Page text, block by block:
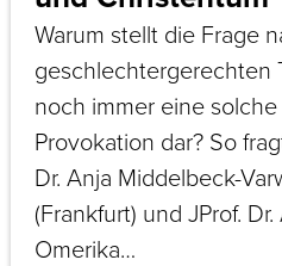
Warum stellt die Frage
geschlechtergerechten
noch immer eine solche
Provokation dar? So
Dr. Anja Middelbeck-
(Frankfurt) und JProf.
Omerika…